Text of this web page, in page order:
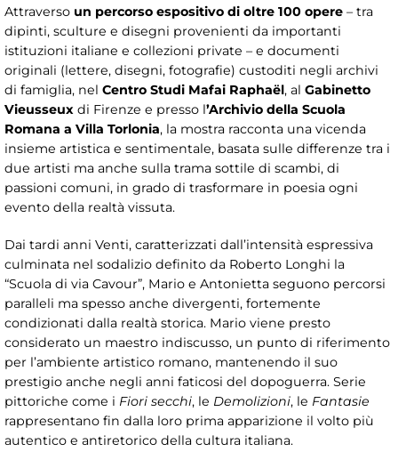
Attraverso un percorso espositivo di oltre 100 opere – tra
dipinti, sculture e disegni provenienti da importanti
istituzioni italiane e collezioni private – e documenti
originali (lettere, disegni, fotografie) custoditi negli archivi
di famiglia, nel Centro Studi Mafai Raphaël, al Gabinetto
Vieusseux di Firenze e presso l’Archivio della Scuola
Romana a Villa Torlonia, la mostra racconta una vicenda
insieme artistica e sentimentale, basata sulle differenze tra i
due artisti ma anche sulla trama sottile di scambi, di
passioni comuni, in grado di trasformare in poesia ogni
evento della realtà vissuta.
Dai tardi anni Venti, caratterizzati dall’intensità espressiva
culminata nel sodalizio definito da Roberto Longhi la
“Scuola di via Cavour”, Mario e Antonietta seguono percorsi
paralleli ma spesso anche divergenti, fortemente
condizionati dalla realtà storica. Mario viene presto
considerato un maestro indiscusso, un punto di riferimento
per l’ambiente artistico romano, mantenendo il suo
prestigio anche negli anni faticosi del dopoguerra. Serie
pittoriche come i Fiori secchi, le Demolizioni, le Fantasie
rappresentano fin dalla loro prima apparizione il volto più
autentico e antiretorico della cultura italiana.